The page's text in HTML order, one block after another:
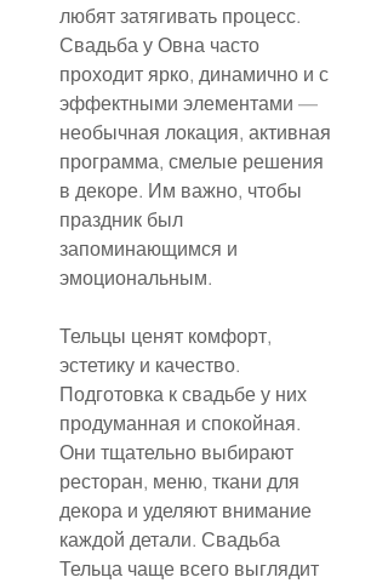
любят затягивать процесс.
Свадьба у Овна часто
проходит ярко, динамично и с
эффектными элементами —
необычная локация, активная
программа, смелые решения
в декоре. Им важно, чтобы
праздник был
запоминающимся и
эмоциональным.
Тельцы ценят комфорт,
эстетику и качество.
Подготовка к свадьбе у них
продуманная и спокойная.
Они тщательно выбирают
ресторан, меню, ткани для
декора и уделяют внимание
каждой детали. Свадьба
Тельца чаще всего выглядит